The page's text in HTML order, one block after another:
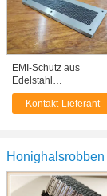
EMI-Schutz aus
Edelstahl
0,8 mm Diameter
Kontakt-Lieferant
Honighalsrobben